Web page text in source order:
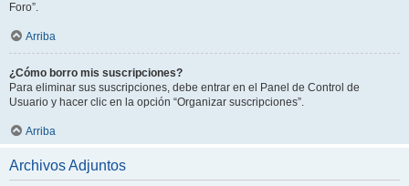
Foro”.
Arriba
¿Cómo borro mis suscripciones?
Para eliminar sus suscripciones, debe entrar en el Panel de Control de
Usuario y hacer clic en la opción “Organizar suscripciones”.
Arriba
Archivos Adjuntos